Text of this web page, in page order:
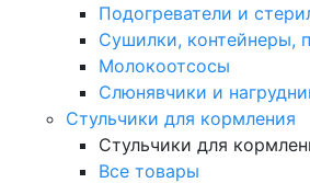
Подогреватели и
Сушилки, контейнеры,
Молокоотсосы
Слюнявчики и
Стульчики для кормления
Стульчики для
Все товары